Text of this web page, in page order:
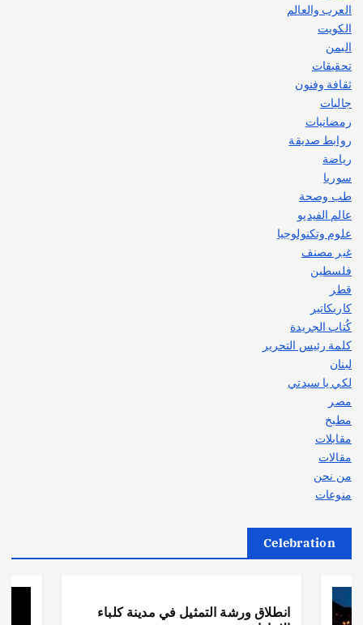
العرب والعالم
الكويت
اليمن
تحقيقات
ثقافة وفنون
جاليات
رمضانيات
روابط صديقة
رياضة
سوريا
طب وصحة
عالم الفيديو
علوم وتكنولوجيا
غير مصنف
فلسطين
قطر
كاريكاتير
كُتاب الجريدة
كلمة رئيس التحرير
لبنان
لكي يا سيدتي
مصر
مطبخ
مقابلات
مقالات
من نحن
منوعات
Celebration
انطلاق ورشة التمثيل في مدينة كلباء